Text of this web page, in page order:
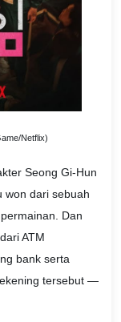
Netflix)
Seong Gi-Hun
won dari sebuah
Dan
ATM
bank serta
tersebut —